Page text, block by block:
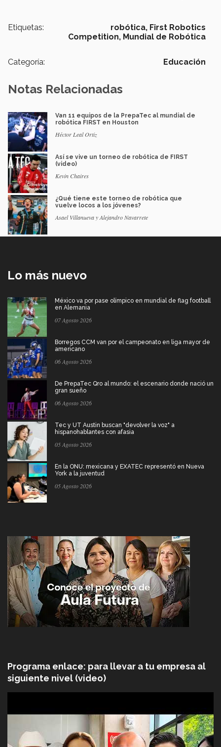
Etiquetas: robótica, First Robotics
Competition, Mundial de Robótica
Categoría: Educación
Notas Relacionadas
Van 11 equipos de la PrepaTec al mundial de
robótica FIRST en Houston
Héctor Leal Ortiz
Así se vive un torneo de robótica de FIRST
(video)
Kevin Chaires
¿Qué tiene este torneo de robótica que
vuelve locos a los jóvenes?
Asael Villanueva y Alejandro Navarrete
Lo más nuevo
México va por pase olímpico en mundial de flag football
en Alemania
07 Agosto 2026
Borregos CCM van por el campeonato en liga mayor de
americano
06 Agosto 2026
De PrepaTec Qro al mundo: el escenario donde nació un
gran sueño
06 Agosto 2026
Tec y UT Austin buscan "devolver la voz" a
hispanohablantes con afasia
05 Agosto 2026
En la ONU: mexicana y EXATEC representó en Nueva
York a la juventud
05 Agosto 2026
Programa enlace: para llevar a tu empresa al
siguiente nivel (video)